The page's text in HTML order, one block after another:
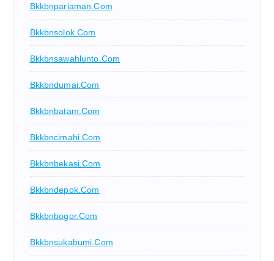
Bkkbnpariaman.com
Bkkbnsolok.com
Bkkbnsawahlunto.com
Bkkbndumai.com
Bkkbnbatam.com
Bkkbncimahi.com
Bkkbnbekasi.com
Bkkbndepok.com
Bkkbnbogor.com
Bkkbnsukabumi.com